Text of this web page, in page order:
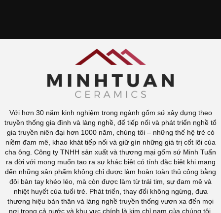
Với hơn 30 năm kinh nghiệm trong ngành gốm sứ xây dựng theo
truyền thống gia đình và làng nghề, để tiếp nối và phát triển nghề tổ
gia truyền niên đại hơn 1000 năm, chúng tôi – những thế hệ trẻ có
niềm đam mê, khao khát tiếp nối và giữ gìn những giá trị cốt lõi của
cha ông. Công ty TNHH sản xuất và thương mại gốm sứ Minh Tuấn
ra đời với mong muốn tạo ra sự khác biệt có tính đặc biệt khi mang
đến những sản phẩm không chỉ được làm hoàn toàn thủ công bằng
đôi bàn tay khéo léo, mà còn được làm từ trái tim, sự đam mê và
nhiệt huyết của tuổi trẻ. Phát triển, thay đổi không ngừng, đưa
thương hiệu bản thân và làng nghề truyền thống vươn xa đến mọi
nơi trong cả nước và khu vực chính là kim chỉ nam của chúng tôi.